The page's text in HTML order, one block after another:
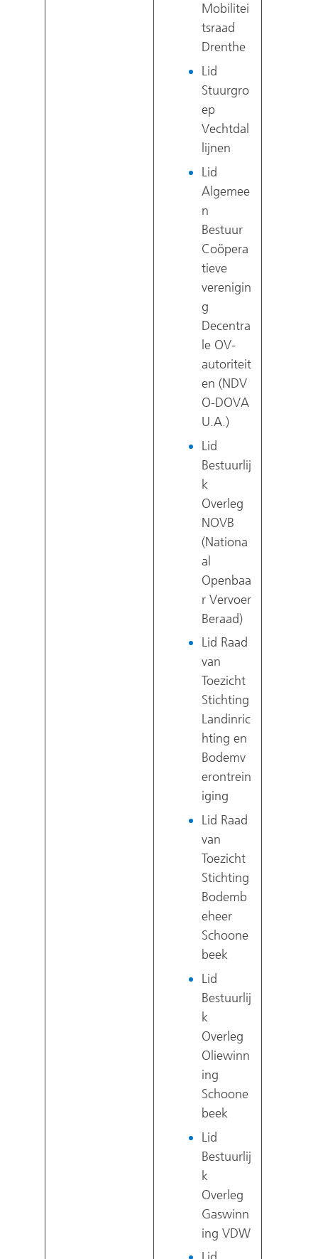
Mobilitei
tsraad
Drenthe
Lid
Stuurgro
ep
Vechtdal
lijnen
Lid
Algemee
n
Bestuur
Coöpera
tieve
verenigin
g
Decentra
le OV-
autoriteit
en (NDV
O-DOVA
U.A.)
Lid
Bestuurlij
k
Overleg
NOVB
(Nationa
al
Openbaa
r Vervoer
Beraad)
Lid Raad
van
Toezicht
Stichting
Landinric
hting en
Bodemv
erontrein
iging
Lid Raad
van
Toezicht
Stichting
Bodemb
eheer
Schoone
beek
Lid
Bestuurlij
k
Overleg
Oliewinn
ing
Schoone
beek
Lid
Bestuurlij
k
Overleg
Gaswinn
ing VDW